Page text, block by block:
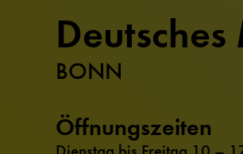
BONN
Öffnungszeiten